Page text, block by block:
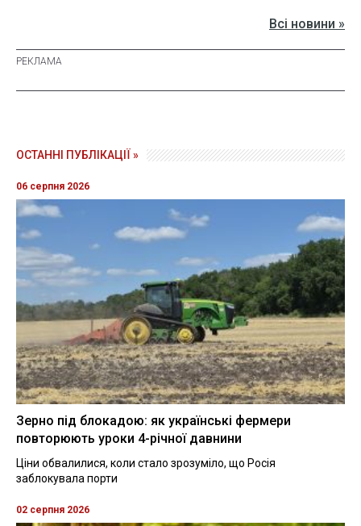
Всі новини »
ОСТАННІ ПУБЛІКАЦІЇ »
06 серпня 2026
Зерно під блокадою: як українські фермери
повторюють уроки 4-річної давнини
Ціни обвалилися, коли стало зрозуміло, що Росія
заблокувала порти
02 серпня 2026